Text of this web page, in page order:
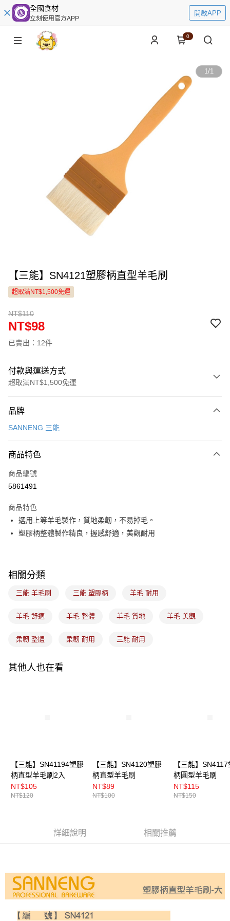
全國食材
立刻使用官方APP
開啟APP
0
1/1
【三能】SN4121塑膠柄直型羊毛刷
超取滿NT$1,500免運
NT$110
NT$98
已賣出：12件
付款與運送方式
超取滿NT$1,500免運
信用卡一次付款
Apple Pay
悠遊付
全盈+PAY
ATM付款
7-11取貨(5kg以內，尺寸不超過90cm)
每筆NT$100，滿NT$1,500(含以上)免運費
付款後門市自取
品牌
SANNENG 三能
商品特色
商品編號
5861491
商品特色
選用上等羊毛製作，質地柔韌，不易掉毛。
塑膠柄整體製作精良，握感舒適，美觀耐用
相關分類
三能 羊毛刷 三能 塑膠柄 羊毛 耐用
羊毛 舒適 羊毛 整體 羊毛 質地 羊毛 美觀
柔韌 整體 柔韌 耐用 三能 耐用
其他人也在看
【三能】SN41194塑膠
柄直型羊毛刷2入
NT$105
NT$120
【三能】SN4120塑膠
柄直型羊毛刷
NT$89
NT$100
【三能】
柄圓型羊毛刷
NT$115
NT$150
詳細說明 相關推薦